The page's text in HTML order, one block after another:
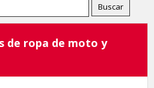
de ropa de moto y